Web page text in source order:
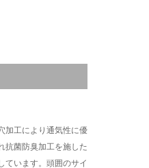
加工により通気性に優
抗菌防臭加工を施した
ています。頭囲のサイ